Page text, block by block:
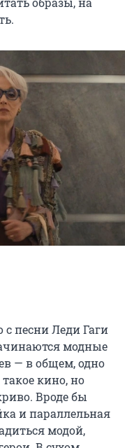
с песни Леди Гаги
модные
— в общем, одно
кино, но
Вроде бы
и параллельная
модой,